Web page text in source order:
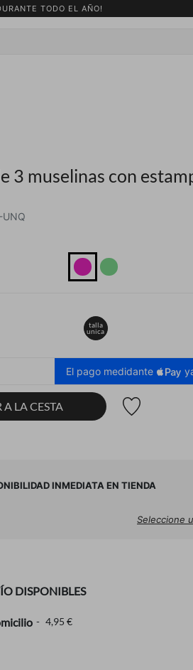
TODO EL AÑO!
3 muselinas con
UNQ
talla
unica
El pago medidante
LA CESTA
INMEDIATA EN TIENDA
Seleccione
DISPONIBLES
4,95 €